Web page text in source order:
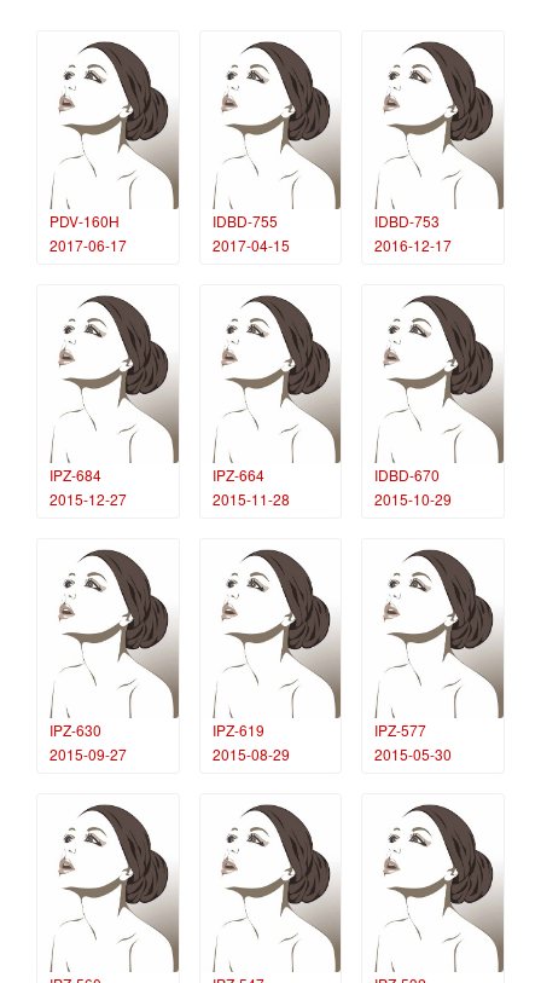
PDV-160H
2017-06-17
IDBD-755
2017-04-15
IDBD-753
2016-12-17
IPZ-684
2015-12-27
IPZ-664
2015-11-28
IDBD-670
2015-10-29
IPZ-630
2015-09-27
IPZ-619
2015-08-29
IPZ-577
2015-05-30